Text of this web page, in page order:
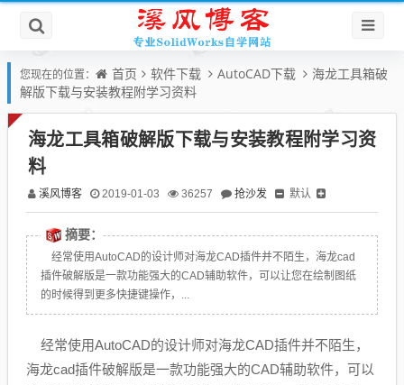
您现在的位置： 首页 软件下载 AutoCAD下载
海龙工具箱破
解版下载与安装教程附学习资料
海龙工具箱破解版下载与安装教程附学习资
料
溪风博客 2019-01-03 36257 抢沙发 默认
摘要：
经常使用AutoCAD的设计师对海龙CAD插件并不陌生，海龙cad
插件破解版是一款功能强大的CAD辅助软件，可以让您在绘制图纸
的时候得到更多快捷键操作，...
经常使用AutoCAD的设计师对海龙CAD插件并不陌生，
海龙cad插件破解版是一款功能强大的CAD辅助软件，可以